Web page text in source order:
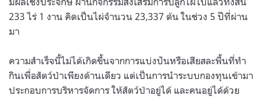
233 ไร่ 1 งาน คิดเป็นไผ่จำนวน 23,337 ต้น ในช่วง 5 ปีที่ผ่าน
มา
ความสำเร็จนี้ไม่ได้เกิดขึ้นจากการแบ่งปันหรือเสียสละพื้นที่ทำ
กินเพื่อสัตว์ป่าเพียงด้านเดียว แต่เป็นการนำระบบกองทุนเข้ามา
ประกอบการบริหารจัดการ ให้สัตว์ป่าอยู่ได้ และคนอยู่ได้ด้วย